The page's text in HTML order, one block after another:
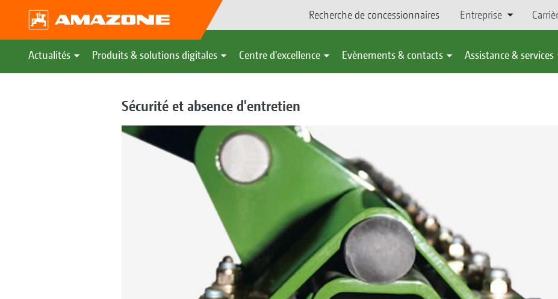
Recherche de concessionnaires Entreprise
Actualités Produits & solutions digitales Centre d'excellence Evènements & contacts Assistance & services
Sécurité et absence d'entretien